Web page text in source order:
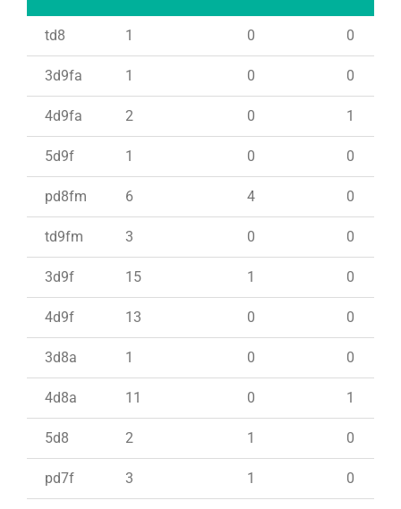
td8 1 0 0
3d9fa 1 0 0
4d9fa 2 0 1
5d9f 1 0 0
pd8fm 6 4 0
td9fm 3 0 0
3d9f 15 1 0
4d9f 13 0 0
3d8a 1 0 0
4d8a 11 0 1
5d8 2 1 0
pd7f 3 1 0